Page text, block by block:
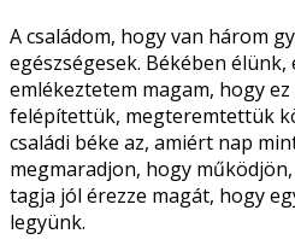
A családom, hogy van három
egészségesek. Békében
emlékeztetem magam, hogy
felépítettük, megteremtettük
családi béke az, amiért nap
megmaradjon, hogy
tagja jól érezze magát, hogy
legyünk.